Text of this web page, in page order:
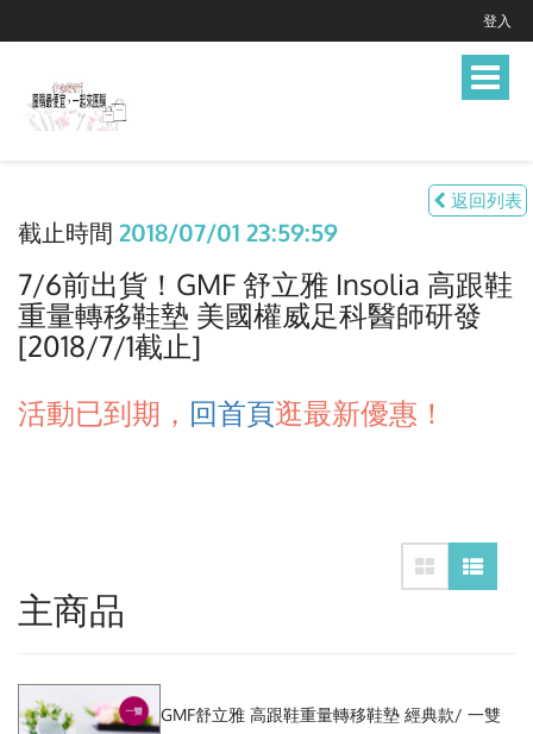
登入
Toggle
返回列表
截止時間 2018/07/01 23:59:59
7/6前出貨！GMF 舒立雅 Insolia 高跟鞋
重量轉移鞋墊 美國權威足科醫師研發
[2018/7/1截止]
活動已到期， 回首頁逛最新優惠！
主商品
GMF舒立雅 高跟鞋重量轉移鞋墊 經典款/ 一雙